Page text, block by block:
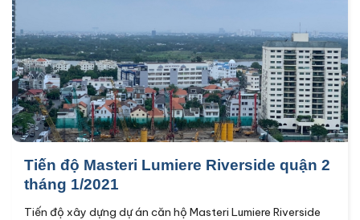
Tiến độ Masteri Lumiere Riverside quận 2
tháng 1/2021
Tiến độ xây dựng dự án căn hộ Masteri Lumiere Riverside